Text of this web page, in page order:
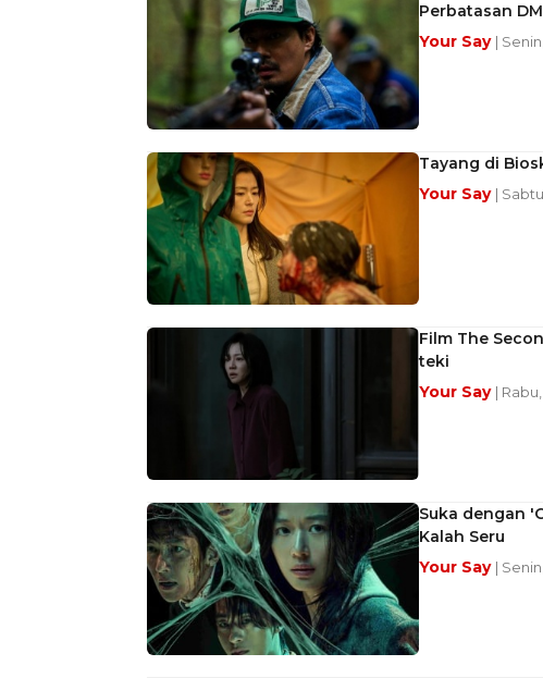
Perbatasan
Your Say |
Tayang di
Your Say |
Film The
teki
Your Say |
Suka dengan
Kalah Seru
Your Say |